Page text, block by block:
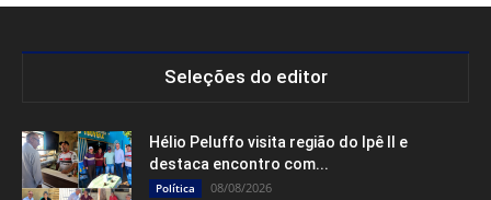
Seleções do editor
Hélio Peluffo visita região do Ipê II e
destaca encontro com...
Política 08/08/2026